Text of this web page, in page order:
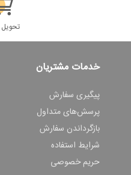
خدمات مشتریان
پیگیری سفارش
پرسش‌های متداول
بازگرداندن سفارش
شرایط استفاده
حریم خصوصی